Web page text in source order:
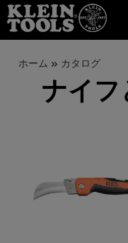
メ
イパ
ホーム カタログ
ナイ